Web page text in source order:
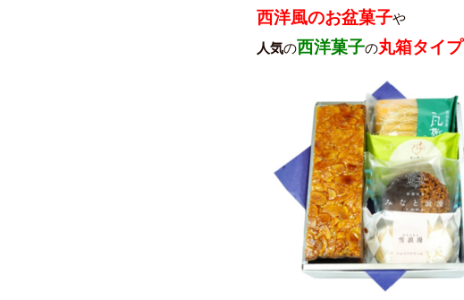
西洋風のお盆菓子や
人気の西洋菓子の丸箱タイプ